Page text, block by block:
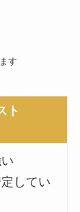
す
ト
してい